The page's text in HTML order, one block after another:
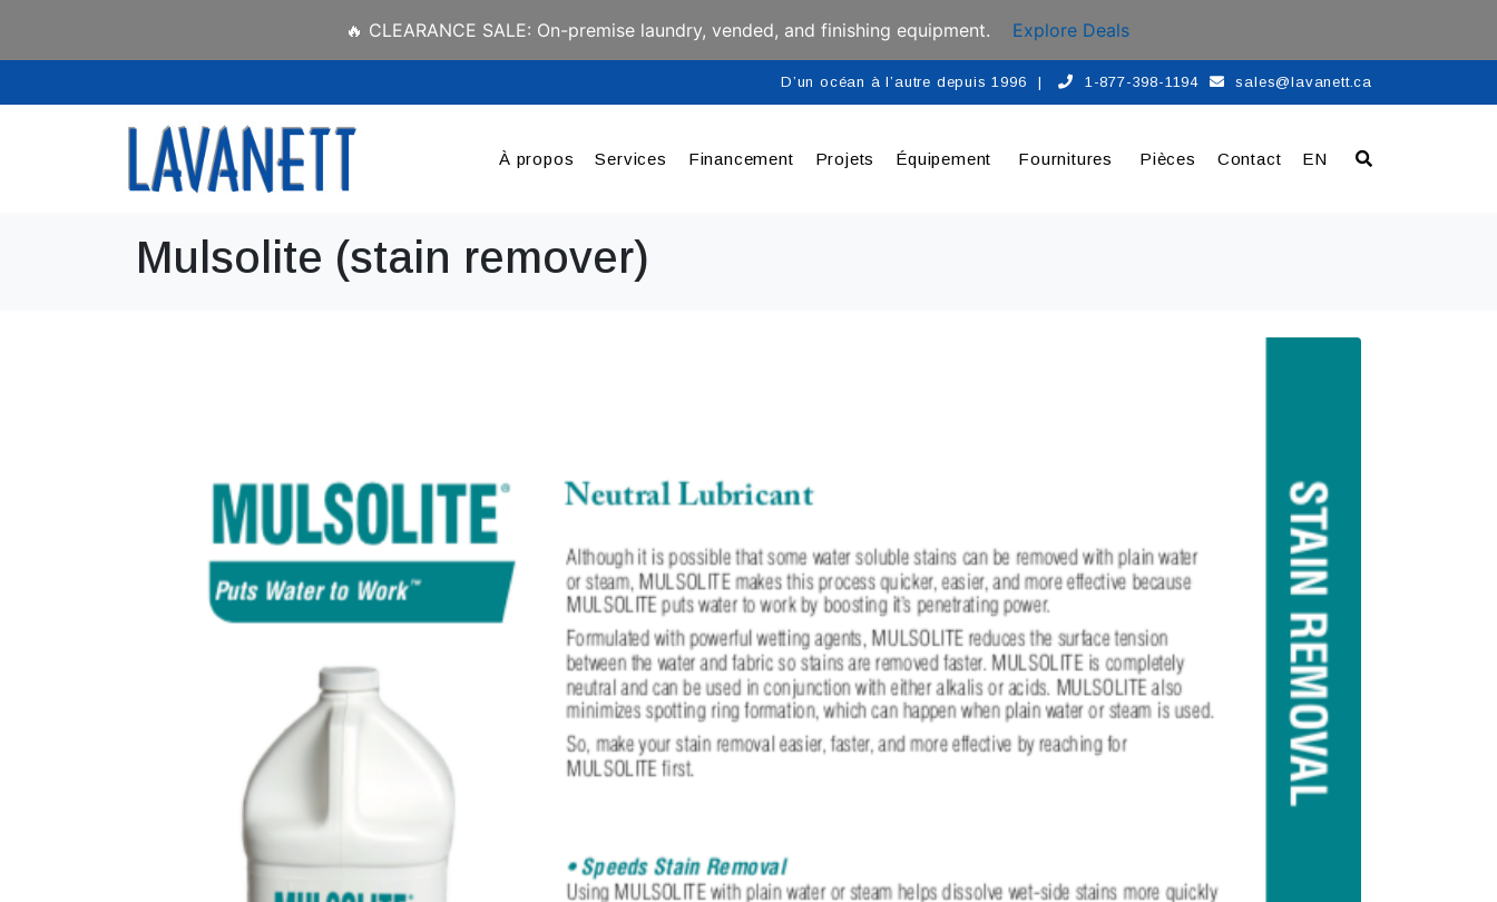
🔥 CLEARANCE SALE: On-premise laundry, vended, and finishing equipment. Explore Deals
D’un océan à l’autre depuis 1996 | 1-877-398-1194 sales@lavanett.ca
À propos Services Financement Projets Équipement Fournitures Pièces Contact EN
Mulsolite (stain remover)